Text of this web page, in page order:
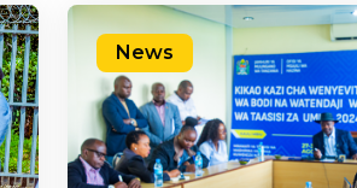
News